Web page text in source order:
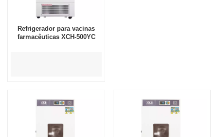
Refrigerador para vacinas
farmacêuticas XCH-500YC